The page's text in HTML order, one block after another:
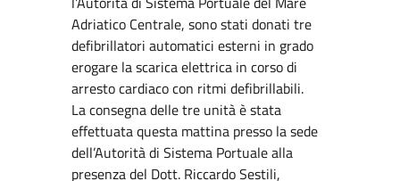
Adriatico Centrale, sono stati donati tre
defibrillatori automatici esterni in grado
erogare la scarica elettrica in corso di
arresto cardiaco con ritmi defibrillabili.
La consegna delle tre unità è stata
effettuata questa mattina presso la sede
dell’Autorità di Sistema Portuale alla
presenza del Dott. Riccardo Sestili,